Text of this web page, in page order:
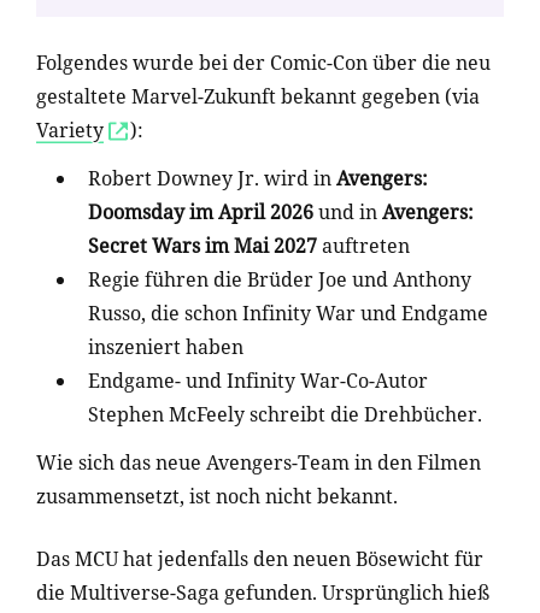
Folgendes wurde bei der Comic-Con über die neu
gestaltete Marvel-Zukunft bekannt gegeben (via
Variety
):
Robert Downey Jr. wird inAvengers:
Doomsday im April 2026und inAvengers:
Secret Wars im Mai 2027auftreten
Regie führen die Brüder Joe und Anthony
Russo, die schon Infinity War und Endgame
inszeniert haben
Endgame- und Infinity War-Co-Autor
Stephen McFeely schreibt die Drehbücher.
Wie sich das neue Avengers-Team in den Filmen
zusammensetzt, ist noch nicht bekannt.
Das MCU hat jedenfalls den neuen Bösewicht für
die Multiverse-Saga gefunden. Ursprünglich hieß